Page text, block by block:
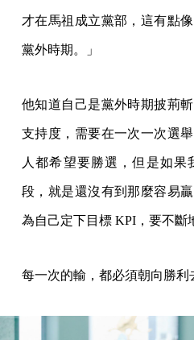
才在馬祖成立黨部，這有點
黨外時期。」
他知道自己是黨外時期披荊
支持度，需要在一次一次選
人都希望要勝選，但是如
段，就是還沒有到那麼容易
為自己定下目標 KPI，要不斷
每一次的輸，都必須朝向勝利